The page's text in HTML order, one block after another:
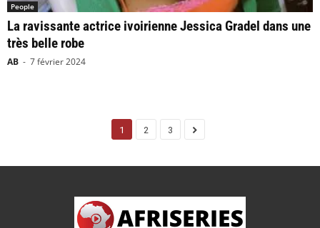
People
La ravissante actrice ivoirienne Jessica Gradel dans une
très belle robe
AB - 7 février 2024
1 2 3